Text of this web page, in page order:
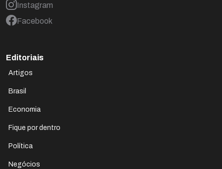
Instagram
Facebook
Editoriais
Artigos
Brasil
Economia
Fique por dentro
Política
Negócios